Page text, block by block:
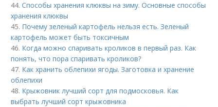
44.Способы хранения клюквы на зиму. Основные способы
хранения клюквы
45. Почему зеленый картофель нельзя есть. Зеленый
картофель может быть токсичным
46. Когда можно спаривать кроликов в первый раз. Как
понять, что пора спаривать кроликов?
47. Как хранить облепихи ягоды. Заготовка и хранение
облепихи
48. Крыжовник лучший сорт для подмосковья. Как
выбрать лучший сорт крыжовника